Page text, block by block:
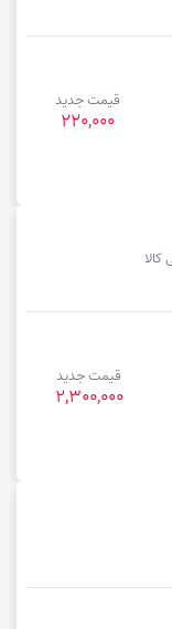
قیمت جدید
220,000
قیمت جدید
2,300,000